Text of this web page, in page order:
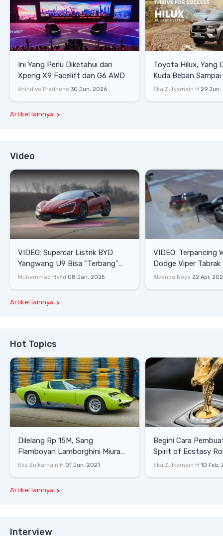
Ini Yang Perlu Diketahui dari
Xpeng X9 Facelift dan G6 AWD
Anindiyo Pradhono 30 Jun, 2026
Toyota Hilux, Yang
Kuda Beban
Lifestyle
Eka Zulkarnain H 29 Jun,
Artikel lainnya
Video
VIDEO: Supercar Listrik BYD
Yangwang U9 Bisa "Terbang"
Lewati Rintangan
Muhammad Hafid 08 Jan, 2025
VIDEO: Terpancing
Dodge Viper Tabrak
Saat Burnout
Alvando Noya 22 Apr,
Artikel lainnya
Hot Topics
Dilelang Rp 15M, Sang
Flamboyan Lamborghini Miura
P400 S
Eka Zulkarnain H 01 Jun, 2021
Begini Cara
Spirit of Ecstasy
Eka Zulkarnain H 10 Feb,
Artikel lainnya
Interview